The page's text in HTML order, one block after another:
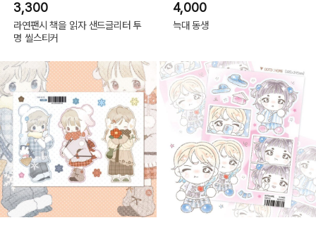
3,300
라연팬시 책을 읽자 샌드글리터 투
명 씰스티커
4,000
늑대 동생